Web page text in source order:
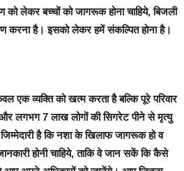
लेकर बच्चों को जागरूक होना चाहिये, बिजली
करना है। इसको लेकर हमें संकल्पित होना है।
एक व्यक्ति को खत्म करता है बल्कि पूरे परिवार
और लगभग 7 लाख लोगों की सिगरेट पीने से मृत्यु
है कि नशा के खिलाफ जागरूक हो व
होनी चाहिये, ताकि वे जान सकें कि कैसे